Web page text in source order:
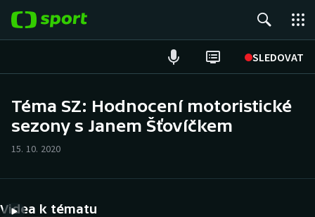
SLEDOVAT
Hokej
Téma SZ: Hodnocení motoristické
sezony s Janem Šťovíčkem
15. 10. 2020
Videa k tématu